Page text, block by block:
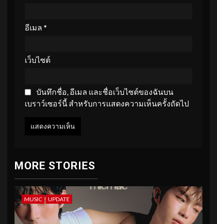
อีเมล *
เว็บไซต์
บันทึกชื่อ, อีเมล และชื่อเว็บไซต์ของฉันบน
เบราว์เซอร์นี้ สำหรับการแสดงความเห็นครั้งถัดไป
MORE STORIES
MUSIC UPDATE